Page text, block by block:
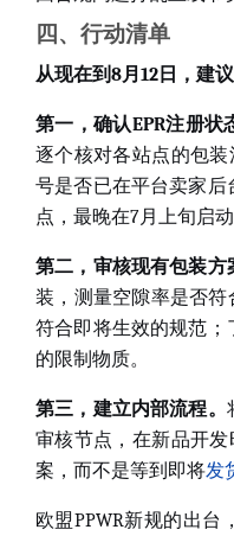
四、行动清单
从现在到8月12日，建
第一，确认EPR注册状
逐个核对各站点的包装
号是否已在平台卖家
点，最晚在7月上旬启动
第二，审核现有包装方
装，测量空隙率是否
符合即将生效的规范；
的限制物质。
第三，建立内部流程。
审核节点，在新品开发
案，而不是等到即将发
欧盟PPWR新规的出